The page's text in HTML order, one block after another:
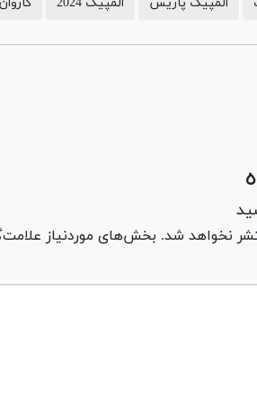
المپیک پاریس المپیک 2024
نخواهد شد. بخش‌های موردنیاز